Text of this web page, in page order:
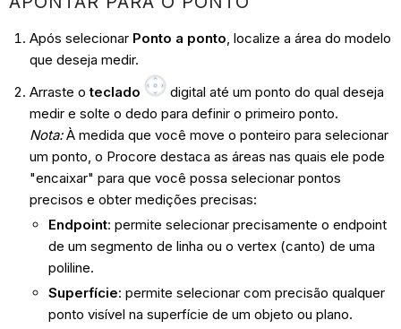
Após selecionar Ponto a ponto, localize a área do modelo
que deseja medir.
Arraste oteclado
digital até um ponto do qual deseja
medir e solte o dedo para definir o primeiro ponto.
Nota:À medida que você move o ponteiro para selecionar
um ponto, o Procore destaca as áreas nas quais ele pode
"encaixar" para que você possa selecionar pontos
precisos e obter medições precisas:
Endpoint: permite selecionar precisamente o endpoint
de um segmento de linha ou o vertex (canto) de uma
poliline.
Superfície: permite selecionar com precisão qualquer
ponto visível na superfície de um objeto ou plano.